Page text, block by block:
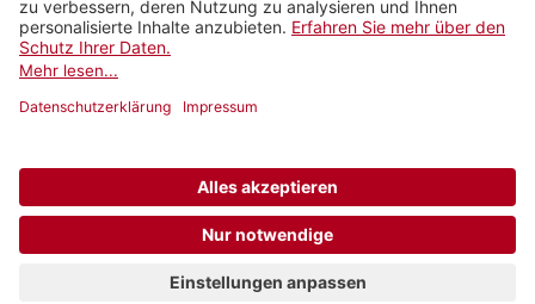
Rechtliches
Netiquette
Newsletter abonnieren